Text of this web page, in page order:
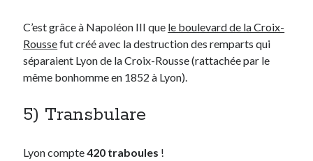
Sorties cuculturelles
Tavukoi
Vidéos
C’est grâce à Napoléon III que le boulevard de la Croix-
Roussefut créé avec la destruction des remparts qui
séparaient Lyon de la Croix-Rousse (rattachée par le
même bonhomme en 1852 à Lyon).
5) Transbulare
Lyon compte420 traboules !